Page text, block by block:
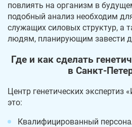
повлиять на организм в
подобный анализ необходим
служащих силовых структур, а
людям, планирующим завести
Где и как сделать
в Санкт-
Центр генетических экспертиз
это:
Квалифицированный